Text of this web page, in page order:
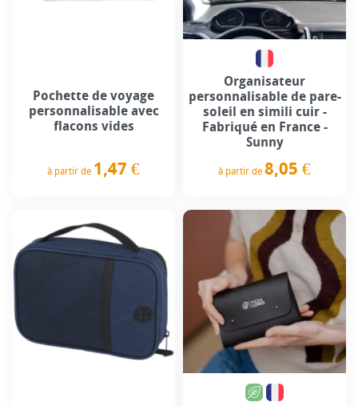
Pochette de voyage
personnalisable avec
flacons vides
à partir de 1,47 €
Organisateur
personnalisable de pare-
soleil en simili cuir -
Fabriqué en France -
Sunny
à partir de 8,05 €